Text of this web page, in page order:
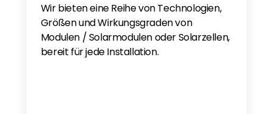
Wir bieten eine Reihe von Technologien,
Größen und Wirkungsgraden von
Modulen / Solarmodulen oder Solarzellen,
bereit für jede Installation.